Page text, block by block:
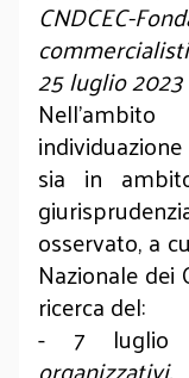
CNDCEC-
25 luglio 2023
sia in
osservato, a
Nazionale
ricerca del:
- 7 luglio